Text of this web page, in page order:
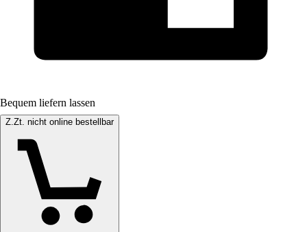
Bequem liefern lassen
Z.Zt. nicht online bestellbar